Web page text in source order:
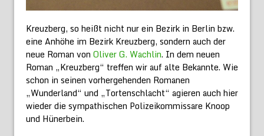
Kreuzberg, so heißt nicht nur ein Bezirk in Berlin bzw.
eine Anhöhe im Bezirk Kreuzberg, sondern auch der
neue Roman von Oliver G. Wachlin. In dem neuen
Roman „Kreuzberg“ treffen wir auf alte Bekannte. Wie
schon in seinen vorhergehenden Romanen
„Wunderland“ und „Tortenschlacht“ agieren auch hier
wieder die sympathischen Polizeikommissare Knoop
und Hünerbein.